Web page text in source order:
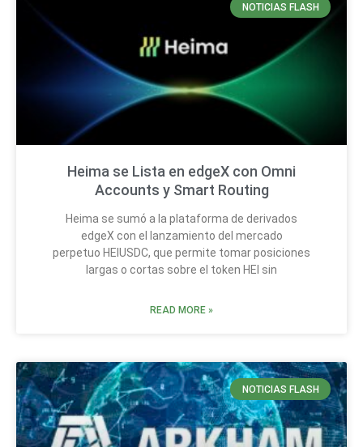
NOTICIAS FLASH
Heima se Lista en edgeX con Omni
Accounts y Smart Routing
Heima se sumó a la plataforma de derivados
edgeX con el lanzamiento del mercado
perpetuo HEIUSDC, que permite tomar posiciones
largas o cortas sobre el token HEI sin
READ MORE »
NOTICIAS FLASH